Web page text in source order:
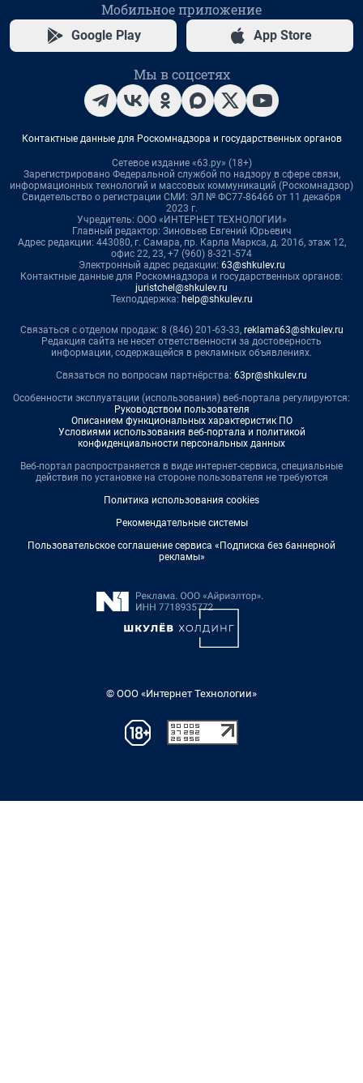
Мобильное приложение
Google Play App Store
Мы в соцсетях
Контактные данные для Роскомнадзора и государственных органов
Сетевое издание «63.ру» (18+)
Зарегистрировано Федеральной службой по надзору в сфере связи,
информационных технологий и массовых коммуникаций (Роскомнадзор)
Свидетельство о регистрации СМИ: ЭЛ № ФС77-86466 от 11 декабря
2023 г.
Учредитель: ООО «ИНТЕРНЕТ ТЕХНОЛОГИИ»
Главный редактор: Зиновьев Евгений Юрьевич
Адрес редакции: 443080, г. Самара, пр. Карла Маркса, д. 201б, этаж 12,
офис 22, 23, +7 (960) 8-321-574
Электронный адрес редакции: 63@shkulev.ru
Контактные данные для Роскомнадзора и государственных органов:
juristchel@shkulev.ru
Техподдержка: help@shkulev.ru
Связаться с отделом продаж: 8 (846) 201-63-33, reklama63@shkulev.ru
Редакция сайта не несет ответственности за достоверность
информации, содержащейся в рекламных объявлениях.
Связаться по вопросам партнёрства: 63pr@shkulev.ru
Особенности эксплуатации (использования) веб-портала регулируются:
Руководством пользователя
Описанием функциональных характеристик ПО
Условиями использования веб-портала и политикой
конфиденциальности персональных данных
Веб-портал распространяется в виде интернет-сервиса, специальные
действия по установке на стороне пользователя не требуются
Политика использования cookies
Рекомендательные системы
Пользовательское соглашение сервиса «Подписка без баннерной
рекламы»
© ООО «Интернет Технологии»